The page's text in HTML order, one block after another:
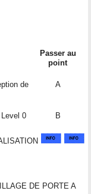
Passer au
point
de
A
0 B
DE PORTE A